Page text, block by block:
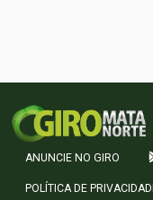
ANUNCIE NO GIRO
POLÍTICA DE